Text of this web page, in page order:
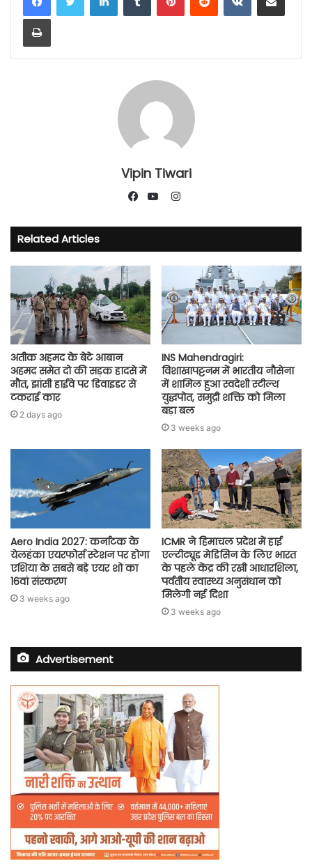
Print
Vipin Tiwari
Instagram
Related Articles
अतीक अहमद के बेटे आबान
अहमद समेत दो की सड़क हादसे में
मौत, झांसी हाईवे पर डिवाइडर से
टकराई कार
2 days ago
INS Mahendragiri:
विशाखापट्टनम में भारतीय नौसेना
में शामिल हुआ स्वदेशी स्टील्थ
युद्धपोत, समुद्री शक्ति को मिला
बड़ा बल
3 weeks ago
Aero India 2027: कर्नाटक के
येलहंका एयरफोर्स स्टेशन पर होगा
एशिया के सबसे बड़े एयर शो का
16वां संस्करण
3 weeks ago
ICMR ने हिमाचल प्रदेश में हाई
एल्टीट्यूड मेडिसिन के लिए भारत
के पहले केंद्र की रखी आधारशिला,
पर्वतीय स्वास्थ्य अनुसंधान को
मिलेगी नई दिशा
3 weeks ago
Advertisement